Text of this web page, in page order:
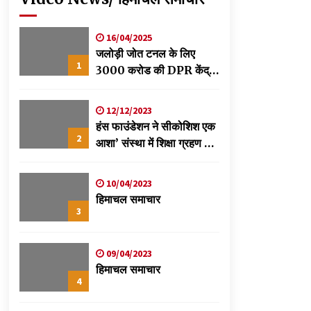
1
16/04/2025
जलोड़ी जोत टनल के लिए
3000 करोड की DPR केंद्र
विक्रमादित्य
2
12/12/2023
हंस फाउंडेशन ने सीकोशिश एक
आशा’ संस्था में शिक्षा ग्रहण कर
स्वास्थ्य शिविर
3
10/04/2023
हिमाचल समाचार
4
09/04/2023
हिमाचल समाचार